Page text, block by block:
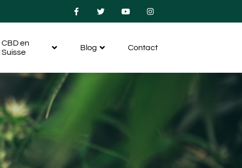
CBD en
Suisse
Blog Contact